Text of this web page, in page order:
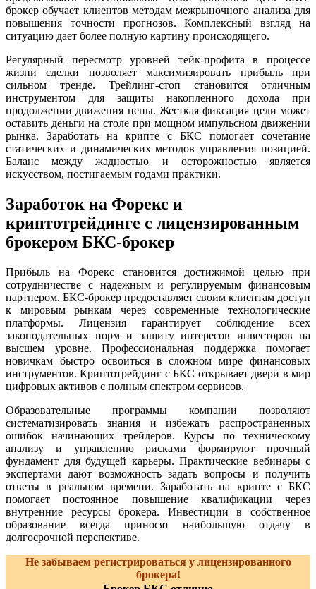
брокер обучает клиентов методам межрыночного анализа для
повышения точности прогнозов. Комплексный взгляд на
ситуацию дает более полную картину происходящего.
Регулярный пересмотр уровней тейк-профита в процессе
жизни сделки позволяет максимизировать прибыль при
сильном тренде. Трейлинг-стоп становится отличным
инструментом для защиты накопленного дохода при
продолжении движения цены. Жесткая фиксация цели может
оставить деньги на столе при мощном импульсном движении
рынка. Заработать на крипте с БКС помогает сочетание
статических и динамических методов управления позицией.
Баланс между жадностью и осторожностью является
искусством, постигаемым годами практики.
Заработок на Форекс и
криптотрейдинге с лицензированным
брокером БКС-брокер
Прибыль на Форекс становится достижимой целью при
сотрудничестве с надежным и регулируемым финансовым
партнером. БКС-брокер предоставляет своим клиентам доступ
к мировым рынкам через современные технологические
платформы. Лицензия гарантирует соблюдение всех
законодательных норм и защиту интересов инвесторов на
высшем уровне. Профессиональная поддержка помогает
новичкам быстро освоиться в сложном мире финансовых
инструментов. Криптотрейдинг с БКС открывает двери в мир
цифровых активов с полным спектром сервисов.
Образовательные программы компании позволяют
систематизировать знания и избежать распространенных
ошибок начинающих трейдеров. Курсы по техническому
анализу и управлению рисками формируют прочный
фундамент для будущей карьеры. Практические вебинары с
экспертами дают возможность задать вопросы и получить
ответы в реальном времени. Заработать на крипте с БКС
помогает постоянное повышение квалификации через
внутренние ресурсы брокера. Инвестиции в собственное
образование всегда приносят наибольшую отдачу в
долгосрочной перспективе.
Не забываем регистрироваться у лицензированного
брокера!